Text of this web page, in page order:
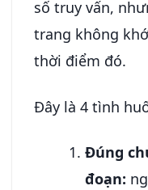
số truy vấn,
trang không
thời điểm đó.
Đây là 4 tình
Đúng
đoạn: